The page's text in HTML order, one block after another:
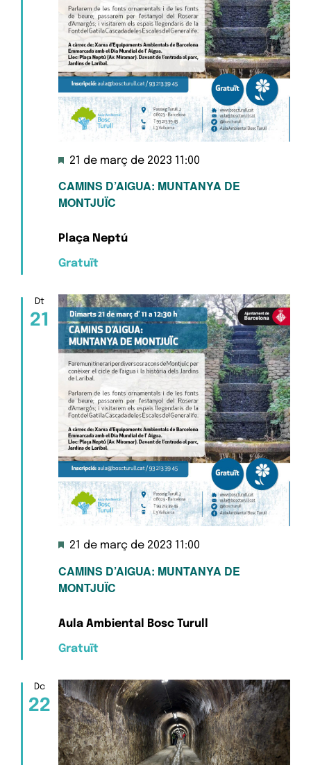
CAMINS D’AIGUA: MUNTANYA DE
MONTJUÏC
Destacats
21 de març de 2023 11:00
Plaça Neptú
Gratuït
Dt
21
CAMINS D’AIGUA: MUNTANYA DE
MONTJUÏC
Destacats
21 de març de 2023 11:00
Aula Ambiental Bosc Turull
Gratuït
Dc
22